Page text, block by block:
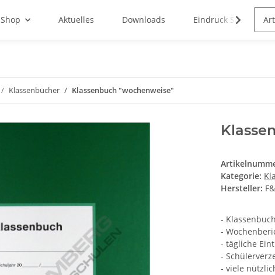
Shop Aktuelles Downloads Eindruck Service
Klassenbücher Klassenbuch "wochenweise"
Kategorie:
Hersteller:
-
-
- tägliche
-
- viele